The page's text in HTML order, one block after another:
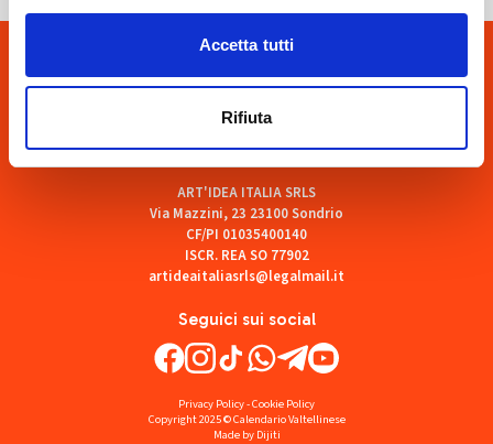
Accetta tutti
Rifiuta
Seguici sui social
ART'IDEA ITALIA SRLS
Via Mazzini, 23 23100 Sondrio
CF/PI 01035400140
ISCR. REA SO 77902
artideaitaliasrls@legalmail.it
Privacy Policy-Cookie Policy
Copyright 2025 © Calendario Valtellinese
Made by Dijiti